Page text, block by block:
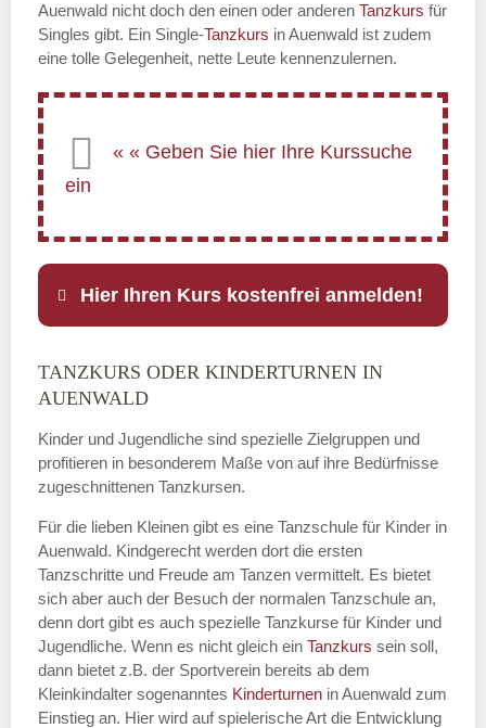
Auenwald nicht doch den einen oder anderen Tanzkurs für
Singles gibt. Ein Single-Tanzkurs in Auenwald ist zudem
eine tolle Gelegenheit, nette Leute kennenzulernen.
Hier Ihren Kurs kostenfrei anmelden!
Name
E-Mail*
Name der Tanzschule
TANZKURS ODER KINDERTURNEN IN
AUENWALD
Kinder und Jugendliche sind spezielle Zielgruppen und
profitieren in besonderem Maße von auf ihre Bedürfnisse
zugeschnittenen Tanzkursen.
Für die lieben Kleinen gibt es eine Tanzschule für Kinder in
Auenwald. Kindgerecht werden dort die ersten
Tanzschritte und Freude am Tanzen vermittelt. Es bietet
sich aber auch der Besuch der normalen Tanzschule an,
denn dort gibt es auch spezielle Tanzkurse für Kinder und
Jugendliche. Wenn es nicht gleich ein Tanzkurs sein soll,
dann bietet z.B. der Sportverein bereits ab dem
Kleinkindalter sogenanntes Kinderturnen in Auenwald zum
Einstieg an. Hier wird auf spielerische Art die Entwicklung